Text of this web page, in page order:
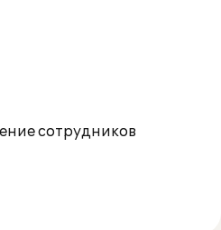
сотрудников